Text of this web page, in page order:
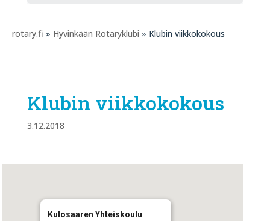
rotary.fi » Hyvinkään Rotaryklubi » Klubin viikkokokous
Klubin viikkokokous
3.12.2018
Kulosaaren Yhteiskoulu